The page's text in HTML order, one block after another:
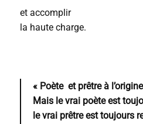
et accomplir
la haute charge.
« Poète et prêtre à
Mais le vrai poète est
le vrai prêtre est toujours